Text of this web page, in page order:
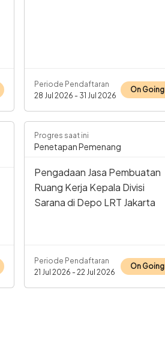
Periode Pendaftaran
28 Jul 2026 - 31 Jul 2026
On Going
Progres saat ini
Penetapan Pemenang
Pengadaan Jasa Pembuatan
Ruang Kerja Kepala Divisi
Sarana di Depo LRT Jakarta
Periode Pendaftaran
21 Jul 2026 - 22 Jul 2026
On Going